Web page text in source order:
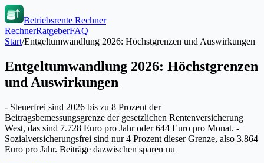
Betriebsrente Rechner
RechnerRatgeberFAQ
Start/Entgeltumwandlung 2026: Höchstgrenzen und Auswirkungen
Entgeltumwandlung 2026: Höchstgrenzen
und Auswirkungen
- Steuerfrei sind 2026 bis zu 8 Prozent der
Beitragsbemessungsgrenze der gesetzlichen Rentenversicherung
West, das sind 7.728 Euro pro Jahr oder 644 Euro pro Monat. -
Sozialversicherungsfrei sind nur 4 Prozent dieser Grenze, also 3.864
Euro pro Jahr. Beiträge dazwischen sparen nu